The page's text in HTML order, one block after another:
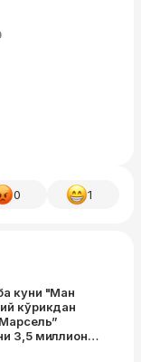
0 1
куни "Ман
кўрикдан
3,5 миллион